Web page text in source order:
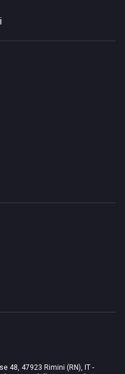
48, 47923 Rimini (RN), IT -